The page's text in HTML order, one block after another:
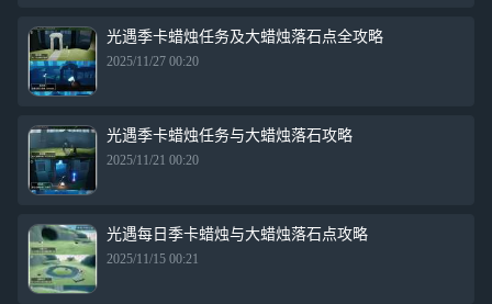
光遇季卡蜡烛任务及大蜡烛落石点全攻略
2025/11/27 00:20
光遇季卡蜡烛任务与大蜡烛落石攻略
2025/11/21 00:20
光遇每日季卡蜡烛与大蜡烛落石点攻略
2025/11/15 00:21